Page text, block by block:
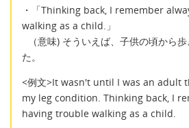
・「Thinking back, I remember
walking as a child.」
（意味) そういえば、子供の頃から
た。
<例文>It wasn't until I was an adult
my leg condition. Thinking back, I
having trouble walking as a child.